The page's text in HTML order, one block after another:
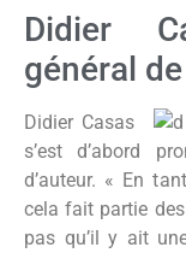
Didier
général
Didier Casas
s’est d’abord
d’auteur. « En
cela fait partie
pas qu’il y ait